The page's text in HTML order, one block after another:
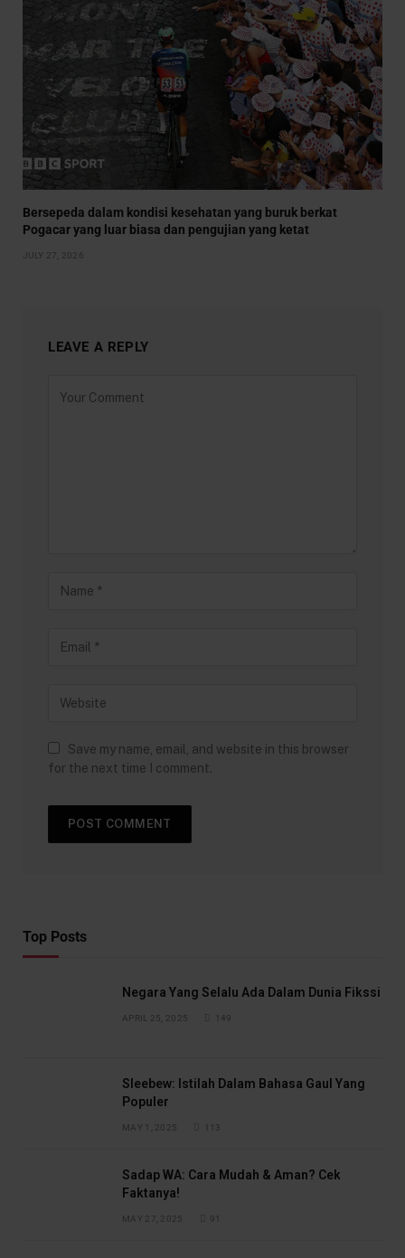
Bersepeda dalam kondisi kesehatan yang buruk berkat
Pogacar yang luar biasa dan pengujian yang ketat
JULY 27, 2026
LEAVE A REPLY
Save my name, email, and website in this browser
for the next time I comment.
Top Posts
Negara Yang Selalu Ada Dalam Dunia Fikssi
APRIL 25, 2025 149
Sleebew: Istilah Dalam Bahasa Gaul Yang
Populer
MAY 1, 2025 113
Sadap WA: Cara Mudah & Aman? Cek
Faktanya!
MAY 27, 2025 91